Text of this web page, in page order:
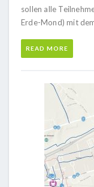
sollen alle
Erde-Mond) mit
READ MORE